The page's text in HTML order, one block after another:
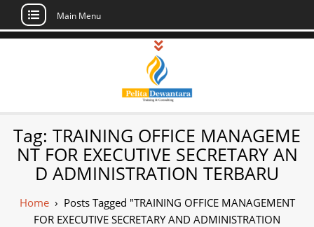
Skip
Main Menu
Pusat Pelatihan
dan Sertifikasi –
Daftar Training
Indonesia
Sertifikasi di Indonesia
Tag: TRAINING OFFICE MANAGEME
NT FOR EXECUTIVE SECRETARY AN
D ADMINISTRATION TERBARU
Home› Posts Tagged "TRAINING OFFICE MANAGEMENT
FOR EXECUTIVE SECRETARY AND ADMINISTRATION